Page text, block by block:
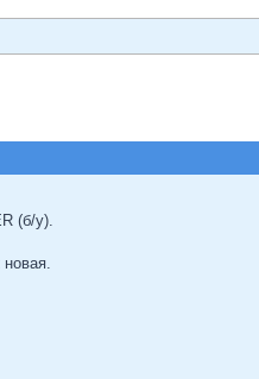
(б/у).